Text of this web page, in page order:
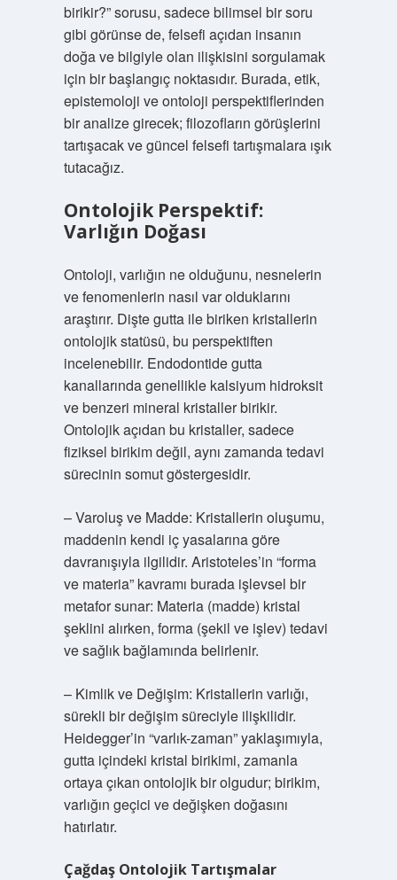
birikir?” sorusu, sadece bilimsel bir soru
gibi görünse de, felsefi açıdan insanın
doğa ve bilgiyle olan ilişkisini sorgulamak
için bir başlangıç noktasıdır. Burada, etik,
epistemoloji ve ontoloji perspektiflerinden
bir analize girecek; filozofların görüşlerini
tartışacak ve güncel felsefi tartışmalara ışık
tutacağız.
Ontolojik Perspektif:
Varlığın Doğası
Ontoloji, varlığın ne olduğunu, nesnelerin
ve fenomenlerin nasıl var olduklarını
araştırır. Dişte gutta ile biriken kristallerin
ontolojik statüsü, bu perspektiften
incelenebilir. Endodontide gutta
kanallarında genellikle kalsiyum hidroksit
ve benzeri mineral kristaller birikir.
Ontolojik açıdan bu kristaller, sadece
fiziksel birikim değil, aynı zamanda tedavi
sürecinin somut göstergesidir.
– Varoluş ve Madde: Kristallerin oluşumu,
maddenin kendi iç yasalarına göre
davranışıyla ilgilidir. Aristoteles’in “forma
ve materia” kavramı burada işlevsel bir
metafor sunar: Materia (madde) kristal
şeklini alırken, forma (şekil ve işlev) tedavi
ve sağlık bağlamında belirlenir.
– Kimlik ve Değişim: Kristallerin varlığı,
sürekli bir değişim süreciyle ilişkilidir.
Heidegger’in “varlık-zaman” yaklaşımıyla,
gutta içindeki kristal birikimi, zamanla
ortaya çıkan ontolojik bir olgudur; birikim,
varlığın geçici ve değişken doğasını
hatırlatır.
Çağdaş Ontolojik Tartışmalar